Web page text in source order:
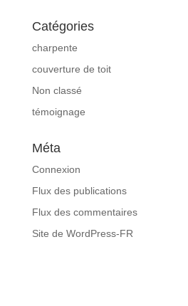
Catégories
charpente
couverture de toit
Non classé
témoignage
Méta
Connexion
Flux des publications
Flux des commentaires
Site de WordPress-FR